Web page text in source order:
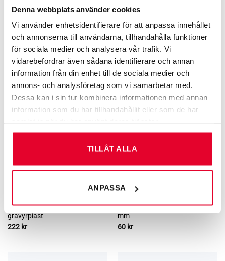
Denna webbplats använder cookies
Vi använder enhetsidentifierare för att anpassa innehållet
och annonserna till användarna, tillhandahålla funktioner
för sociala medier och analysera vår trafik. Vi
vidarebefordrar även sådana identifierare och annan
information från din enhet till de sociala medier och
annons- och analysföretag som vi samarbetar med.
Dessa kan i sin tur kombinera informationen med annan
information som du har tillhandahållit eller som de har
TILLÅT ALLA
ANPASSA
Trivselskylt – Betala gärna med
swish
99kr
Källsortering Glas färgat – 60
mm
60 kr
Kamerabevakningsskylt –
gravyrplast
222 kr
Källsortering Glas ofärgat – 60
mm
60 kr